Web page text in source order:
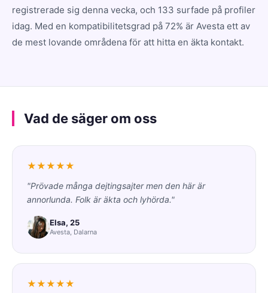
registrerade sig denna vecka, och 133 surfade på profiler
idag. Med en kompatibilitetsgrad på 72% är Avesta ett av
de mest lovande områdena för att hitta en äkta kontakt.
Vad de säger om oss
★★★★★
"Prövade många dejtingsajter men den här är
annorlunda. Folk är äkta och lyhörda."
Elsa, 25
Avesta, Dalarna
★★★★★